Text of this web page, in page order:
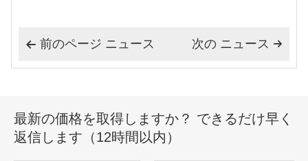
 前のページ ニュース 
次の ニュース
最新の価格を取得しますか？ できるだけ早く
返信します（12時間以内）